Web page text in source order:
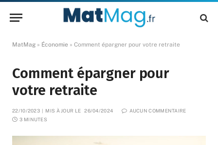
MatMag » Économie » Comment épargner pour votre retraite
Comment épargner pour
votre retraite
22/10/2023 MIS À JOUR LE 26/04/2024
AUCUN COMMENTAIRE
3 MINUTES